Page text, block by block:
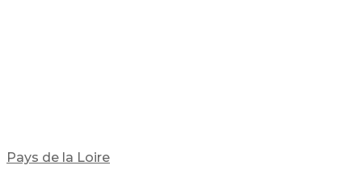
Pays de la Loire